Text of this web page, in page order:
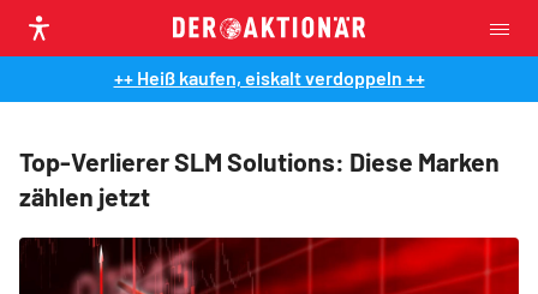
++ Heiß kaufen, eiskalt verdoppeln ++
Top-Verlierer SLM Solutions: Diese Marken
zählen jetzt